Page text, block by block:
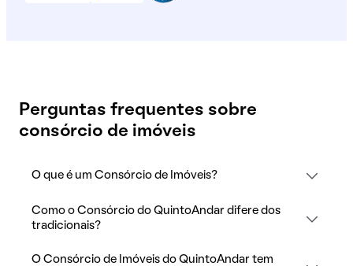
Perguntas frequentes sobre
consórcio de imóveis
O que é um Consórcio de Imóveis?
Como o Consórcio do QuintoAndar difere dos
tradicionais?
O Consórcio de Imóveis do QuintoAndar tem